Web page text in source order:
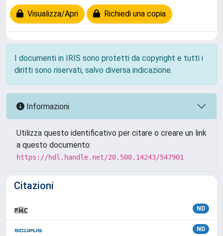
Visualizza/Apri Richiedi una copia
I documenti in IRIS sono protetti da copyright e tutti i
diritti sono riservati, salvo diversa indicazione.
Informazioni
Utilizza questo identificativo per citare o creare un link
a questo documento:
https://hdl.handle.net/20.500.14243/547901
Citazioni
ND
ND